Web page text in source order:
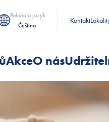
Poloha a jazyk
Čeština
Kontakt
AkceO nás